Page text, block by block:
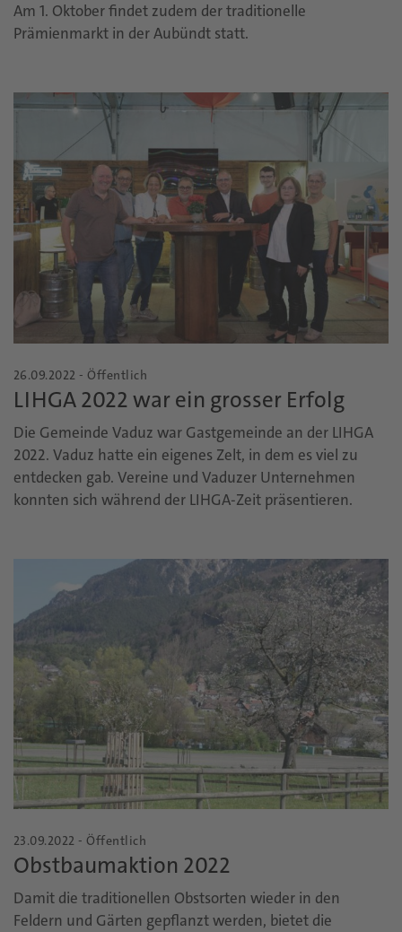
Am 1. Oktober findet zudem der traditionelle
Prämienmarkt in der Aubündt statt.
26.09.2022 - Öffentlich
LIHGA 2022 war ein grosser Erfolg
Die Gemeinde Vaduz war Gastgemeinde an der LIHGA
2022. Vaduz hatte ein eigenes Zelt, in dem es viel zu
entdecken gab. Vereine und Vaduzer Unternehmen
konnten sich während der LIHGA-Zeit präsentieren.
23.09.2022 - Öffentlich
Obstbaumaktion 2022
Damit die traditionellen Obstsorten wieder in den
Feldern und Gärten gepflanzt werden, bietet die